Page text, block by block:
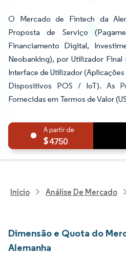
O Mercado de Fintech da
Proposta de Serviço
Financiamento Digital,
Neobanking), por Utilizador
Interface de Utilizador
Dispositivos POS / IoT). As
Fornecidas em Termos de Valor
4750
Início Análise De Mercado
Dimensão e Quota do
Alemanha